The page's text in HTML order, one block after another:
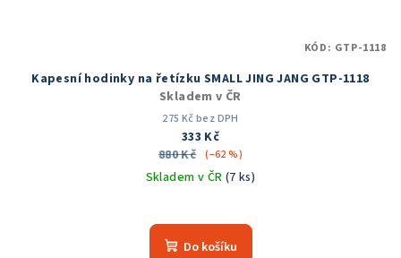
Kapesní hodinky na řetízku SMALL JING JANG GTP-1118
Skladem v ČR
275 Kč bez DPH
333 Kč
880 Kč (–62 %)
Skladem v ČR (7 ks)
hodnocení
produktu
Do košíku
KÓD: GTP-1118